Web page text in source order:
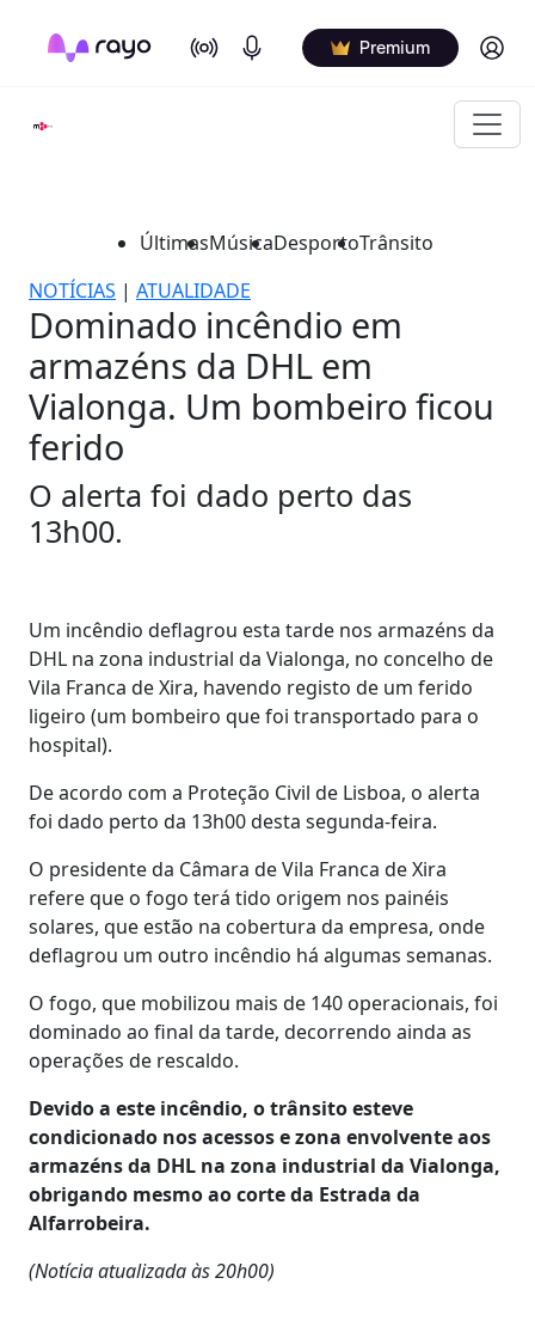
On Air Podcasts Premium Log in
ÚltimasMúsicaDesportoTrânsito
NOTÍCIAS | ATUALIDADE
Dominado incêndio em
armazéns da DHL em
Vialonga. Um bombeiro ficou
ferido
O alerta foi dado perto das
13h00.
Um incêndio deflagrou esta tarde nos armazéns da
DHL na zona industrial da Vialonga, no concelho de
Vila Franca de Xira, havendo registo de um ferido
ligeiro (um bombeiro que foi transportado para o
hospital).
De acordo com a Proteção Civil de Lisboa, o alerta
foi dado perto da 13h00 desta segunda-feira.
O presidente da Câmara de Vila Franca de Xira
refere que o fogo terá tido origem nos painéis
solares, que estão na cobertura da empresa, onde
deflagrou um outro incêndio há algumas semanas.
O fogo, que mobilizou mais de 140 operacionais, foi
dominado ao final da tarde, decorrendo ainda as
operações de rescaldo.
Devido a este incêndio, o trânsito esteve
condicionado nos acessos e zona envolvente aos
armazéns da DHL na zona industrial da Vialonga,
obrigando mesmo ao corte da Estrada da
Alfarrobeira.
(Notícia atualizada às 20h00)